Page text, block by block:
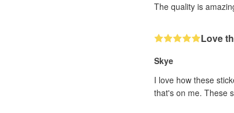
The quality is
Love
Skye
I love how these
that's on me. These